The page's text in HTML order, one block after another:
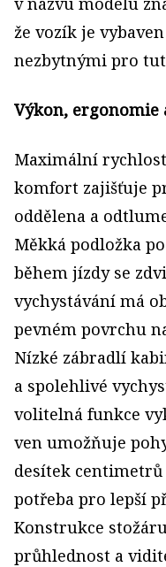
že vozík je
nezbytnými pro
Výkon, ergonomie
Maximální
komfort zajišťuje
oddělena a
Měkká podložka
během jízdy se
vychystávání má
pevném povrchu
Nízké zábradlí
a spolehlivé
volitelná funkce
ven umožňuje
desítek centimetrů
potřeba pro lepší
Konstrukce
průhlednost a